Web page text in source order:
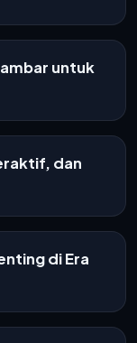
untuk
dan
di Era